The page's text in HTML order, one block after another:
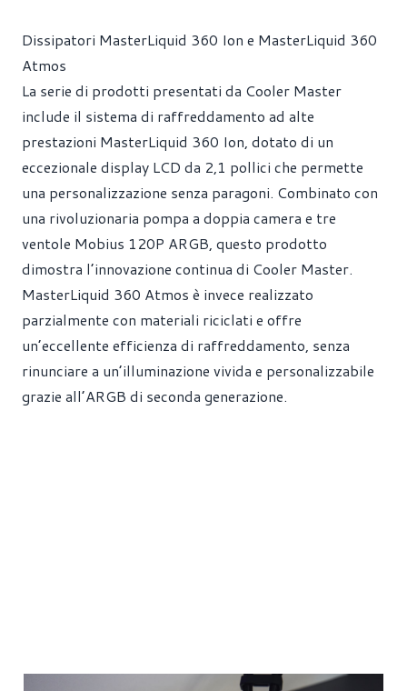
Dissipatori MasterLiquid 360 Ion e MasterLiquid 360
Atmos
La serie di prodotti presentati da Cooler Master
include il sistema di raffreddamento ad alte
prestazioni MasterLiquid 360 Ion, dotato di un
eccezionale display LCD da 2,1 pollici che permette
una personalizzazione senza paragoni. Combinato con
una rivoluzionaria pompa a doppia camera e tre
ventole Mobius 120P ARGB, questo prodotto
dimostra l’innovazione continua di Cooler Master.
MasterLiquid 360 Atmos è invece realizzato
parzialmente con materiali riciclati e offre
un’eccellente efficienza di raffreddamento, senza
rinunciare a un’illuminazione vivida e personalizzabile
grazie all’ARGB di seconda generazione.